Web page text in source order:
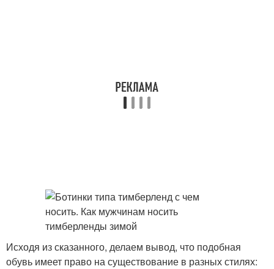
Исходя из сказанного, делаем вывод, что подобная
обувь имеет право на существование в разных стилях: